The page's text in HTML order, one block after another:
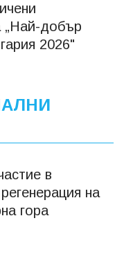
„Най-добър
2026"
в
на
гора